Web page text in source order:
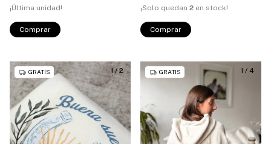
¡Última unidad!
Comprar
¡Solo quedan 2 en stock!
Comprar
1/2
GRATIS 1 / 4
GRATIS